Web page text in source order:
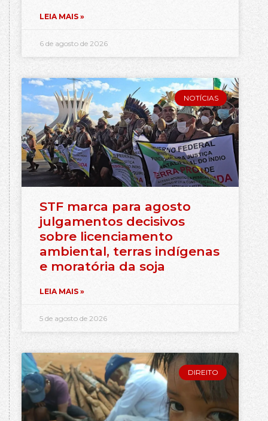
LEIA MAIS »
6 de agosto de 2026
NOTÍCIAS
STF marca para agosto
julgamentos decisivos
sobre licenciamento
ambiental, terras indígenas
e moratória da soja
LEIA MAIS »
5 de agosto de 2026
DIREITO